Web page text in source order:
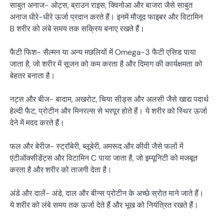
साबुत अनाज- ओट्स, ब्राउन राइस, क्विनोआ और बाजरा जैसे साबुत
अनाज धीरे-धीरे ऊर्जा प्रदान करते हैं। इनमें मौजूद फाइबर और विटामिन
B शरीर को लंबे समय तक सक्रिय बनाए रखते हैं।
फैटी फिश- सैल्मन या अन्य मछलियों में Omega-3 फैटी एसिड पाया
जाता है, जो शरीर में सूजन को कम करता है और दिमाग की कार्यक्षमता को
बेहतर बनाता है।
नट्स और बीज- बादाम, अखरोट, चिया सीड्स और अलसी जैसे खाद्य पदार्थ
हेल्दी फैट, प्रोटीन और मिनरल्स से भरपूर होते हैं। ये शरीर को स्थिर ऊर्जा
देने में मदद करते हैं।
फल और बेरीज- स्ट्रॉबेरी, ब्लूबेरी, अमरूद और कीवी जैसे फलों में
एंटीऑक्सीडेंट्स और विटामिन C पाया जाता है, जो इम्यूनिटी को मजबूत
करता है और शरीर को ताजगी देता है।
अंडे और दालें- अंडे, दाल और बीन्स प्रोटीन के अच्छे स्रोत माने जाते हैं।
ये शरीर को लंबे समय तक ऊर्जा देते हैं और भूख को नियंत्रित रखते हैं।